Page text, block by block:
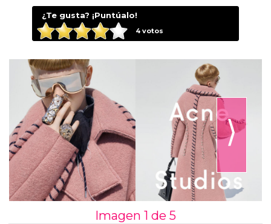
¿Te gusta? ¡Puntúalo!
4votos
⟩
Imagen 1 de 5